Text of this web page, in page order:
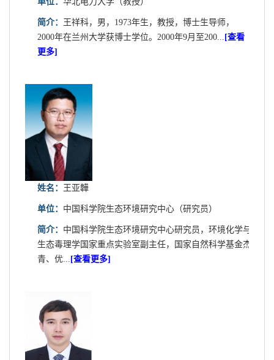
简介：
王祥科，男，1973年生，教授，博士生导师，
2000年在兰州大学获博士学位。2000年9月至200... [查看
更多]
姓名： 王亚韡
单位： 中国科学院生态环境研究中心（研究员）
简介： 中国科学院生态环境研究中心研究员，环境化学与
生态毒理学国家重点实验室副主任，国家自然科学基金杰
青、优... [查看更多]